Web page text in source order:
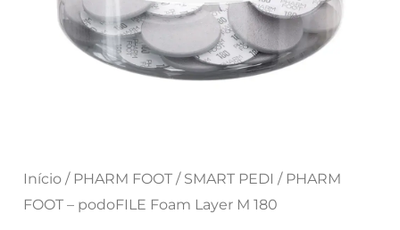
Início / PHARM FOOT / SMART PEDI / PHARM
FOOT – podoFILE Foam Layer M 180